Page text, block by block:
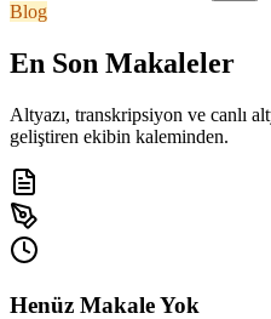
Blog
En Son Makaleler
Altyazı, transkripsiyon ve canlı
geliştiren ekibin kaleminden.
Henüz Makale Yok